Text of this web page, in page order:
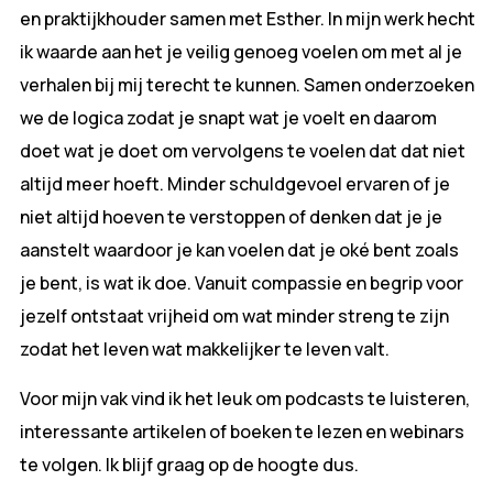
en praktijkhouder samen met Esther. In mijn werk hecht
ik waarde aan het je veilig genoeg voelen om met al je
verhalen bij mij terecht te kunnen. Samen onderzoeken
we de logica zodat je snapt wat je voelt en daarom
doet wat je doet om vervolgens te voelen dat dat niet
altijd meer hoeft. Minder schuldgevoel ervaren of je
niet altijd hoeven te verstoppen of denken dat je je
aanstelt waardoor je kan voelen dat je oké bent zoals
je bent, is wat ik doe. Vanuit compassie en begrip voor
jezelf ontstaat vrijheid om wat minder streng te zijn
zodat het leven wat makkelijker te leven valt.
Voor mijn vak vind ik het leuk om podcasts te luisteren,
interessante artikelen of boeken te lezen en webinars
te volgen. Ik blijf graag op de hoogte dus.